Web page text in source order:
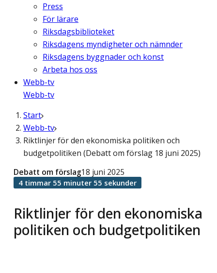
Press
För lärare
Riksdagsbiblioteket
Riksdagens myndigheter och nämnder
Riksdagens byggnader och konst
Arbeta hos oss
Webb-tv
Webb-tv
Start
Webb-tv
Riktlinjer för den ekonomiska politiken och
budgetpolitiken (Debatt om förslag 18 juni 2025)
Riktlinjer för den ekonomiska
politiken och budgetpolitiken
Debatt om förslag18 juni 2025
4 timmar 55 minuter 55 sekunder